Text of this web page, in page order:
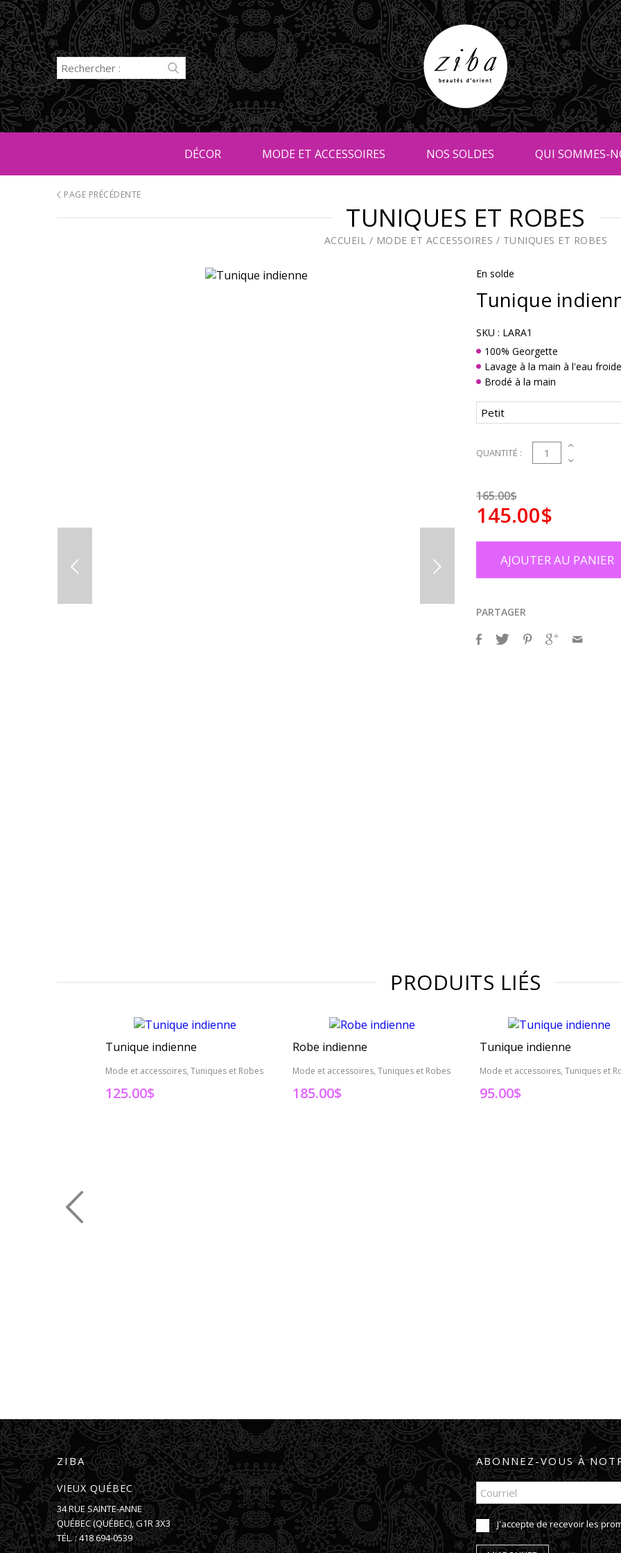
DÉCOR MODE ET ACCESSOIRES NOS SOLDES QUI SOMMES-
PAGE PRÉCÉDENTE
TUNIQUES ET ROBES
ACCUEIL / MODE ET ACCESSOIRES / TUNIQUES ET ROBES
En solde
Tunique
SKU : LARA1
100% Georgette
Lavage à la main à l'eau froide
Brodé à la main
QUANTITÉ : 1
165.00$
145.00$
AJOUTER AU PANIER
PARTAGER
PRODUITS LIÉS
Tunique indienne
Mode et accessoires, Tuniques et Robes
125.00$
Robe indienne
Mode et accessoires, Tuniques et Robes
185.00$
Tunique indienne
Mode et accessoires, Tuniques et
95.00$
ZIBA
VIEUX QUÉBEC
34 RUE SAINTE-ANNE
QUÉBEC(QUÉBEC),G1R 3X3
TÉL. :418 694-0539
ABONNEZ-VOUS À
J'accepte de recevoir les